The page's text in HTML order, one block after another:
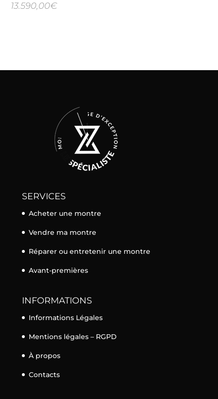
13.590,00€
SERVICES
Acheter une montre
Vendre ma montre
Réparer ou entretenir une montre
Avant-premières
INFORMATIONS
Informations Légales
Mentions légales – RGPD
À propos
Contacts